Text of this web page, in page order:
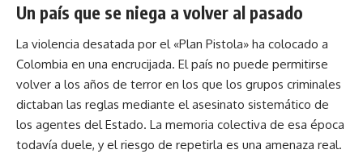
Un país que se niega a volver al pasado
La violencia desatada por el «Plan Pistola» ha colocado a
Colombia en una encrucijada. El país no puede permitirse
volver a los años de terror en los que los grupos criminales
dictaban las reglas mediante el asesinato sistemático de
los agentes del Estado. La memoria colectiva de esa época
todavía duele, y el riesgo de repetirla es una amenaza real.